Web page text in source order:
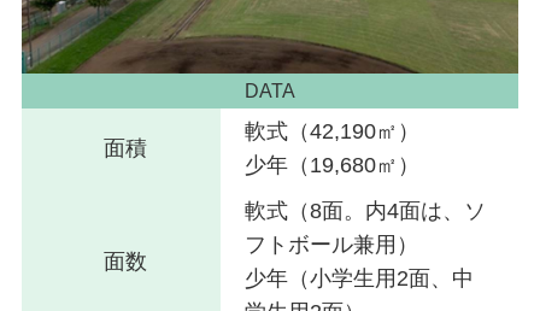
DATA
面積
軟式（42,190㎡）
少年（19,680㎡）
面数
軟式（8面。内4面は、ソ
フトボール兼用）
少年（小学生用2面、中